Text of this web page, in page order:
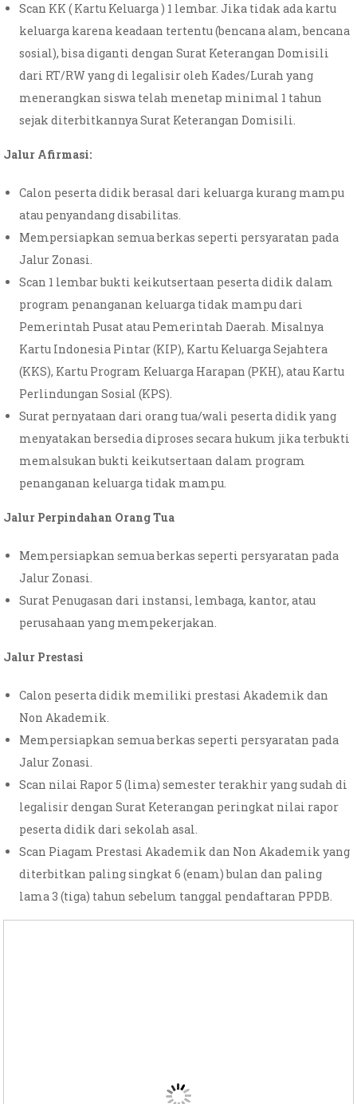
Scan KK ( Kartu Keluarga ) 1 lembar. Jika tidak ada kartu
keluarga karena keadaan tertentu (bencana alam, bencana
sosial), bisa diganti dengan Surat Keterangan Domisili
dari RT/RW yang di legalisir oleh Kades/Lurah yang
menerangkan siswa telah menetap minimal 1 tahun
sejak diterbitkannya Surat Keterangan Domisili.
Jalur Afirmasi:
Calon peserta didik berasal dari keluarga kurang mampu
atau penyandang disabilitas.
Mempersiapkan semua berkas seperti persyaratan pada
Jalur Zonasi.
Scan 1 lembar bukti keikutsertaan peserta didik dalam
program penanganan keluarga tidak mampu dari
Pemerintah Pusat atau Pemerintah Daerah. Misalnya
Kartu Indonesia Pintar (KIP), Kartu Keluarga Sejahtera
(KKS), Kartu Program Keluarga Harapan (PKH), atau Kartu
Perlindungan Sosial (KPS).
Surat pernyataan dari orang tua/wali peserta didik yang
menyatakan bersedia diproses secara hukum jika terbukti
memalsukan bukti keikutsertaan dalam program
penanganan keluarga tidak mampu.
Jalur Perpindahan Orang Tua
Mempersiapkan semua berkas seperti persyaratan pada
Jalur Zonasi.
Surat Penugasan dari instansi, lembaga, kantor, atau
perusahaan yang mempekerjakan.
Jalur Prestasi
Calon peserta didik memiliki prestasi Akademik dan
Non Akademik.
Mempersiapkan semua berkas seperti persyaratan pada
Jalur Zonasi.
Scan nilai Rapor 5 (lima) semester terakhir yang sudah di
legalisir dengan Surat Keterangan peringkat nilai rapor
peserta didik dari sekolah asal.
Scan Piagam Prestasi Akademik dan Non Akademik yang
diterbitkan paling singkat 6 (enam) bulan dan paling
lama 3 (tiga) tahun sebelum tanggal pendaftaran PPDB.